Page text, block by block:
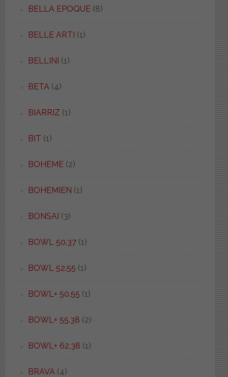
BELLA EPOQUE(8)
BELLE ARTI (1)
BELLINI (1)
BETA (4)
BIARRIZ (1)
BIT (1)
BOHEME(2)
BOHEMIEN (1)
BONSAI (3)
BOWL 50.37(1)
BOWL 52.55 (1)
BOWL+ 50.55 (1)
BOWL+ 55.38 (2)
BOWL+ 62.38 (1)
BRAVA (4)